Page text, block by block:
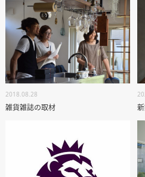
資料請求
個別相
オーナー様専用サイト
2018.08.28
雑貨雑誌の取材